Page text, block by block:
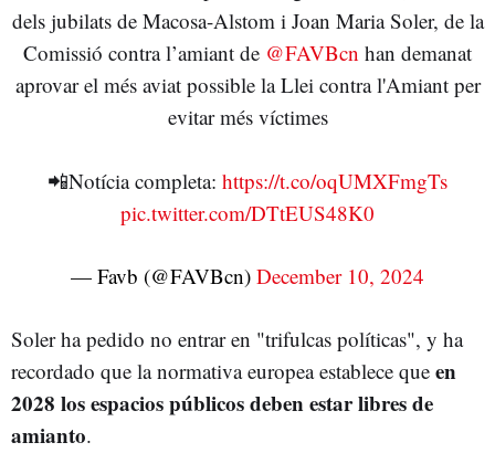
dels jubilats de Macosa-Alstom i Joan Maria Soler, de la
Comissió contra l’amiant de @FAVBcn han demanat
aprovar el més aviat possible la Llei contra l'Amiant per
evitar més víctimes
📲Notícia completa: https://t.co/oqUMXFmgTs
pic.twitter.com/DTtEUS48K0
— Favb (@FAVBcn) December 10, 2024
Soler ha pedido no entrar en "trifulcas políticas", y ha
recordado que la normativa europea establece que en
2028 los espacios públicos deben estar libres de
amianto.